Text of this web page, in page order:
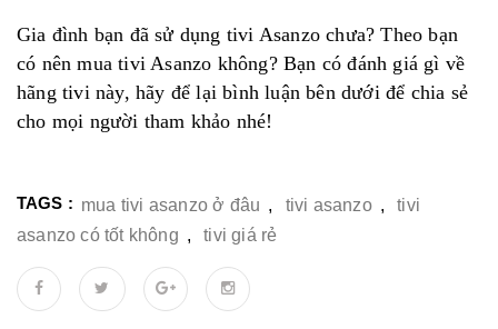
Gia đình bạn đã sử dụng tivi Asanzo chưa? Theo bạn
có nên mua tivi Asanzo không? Bạn có đánh giá gì về
hãng tivi này, hãy để lại bình luận bên dưới để chia sẻ
cho mọi người tham khảo nhé!
TAGS : mua tivi asanzo ở đâu , tivi asanzo ,
tivi
asanzo có tốt không , tivi giá rẻ